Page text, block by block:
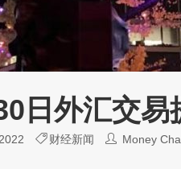
日外汇交易
财经新闻 Money